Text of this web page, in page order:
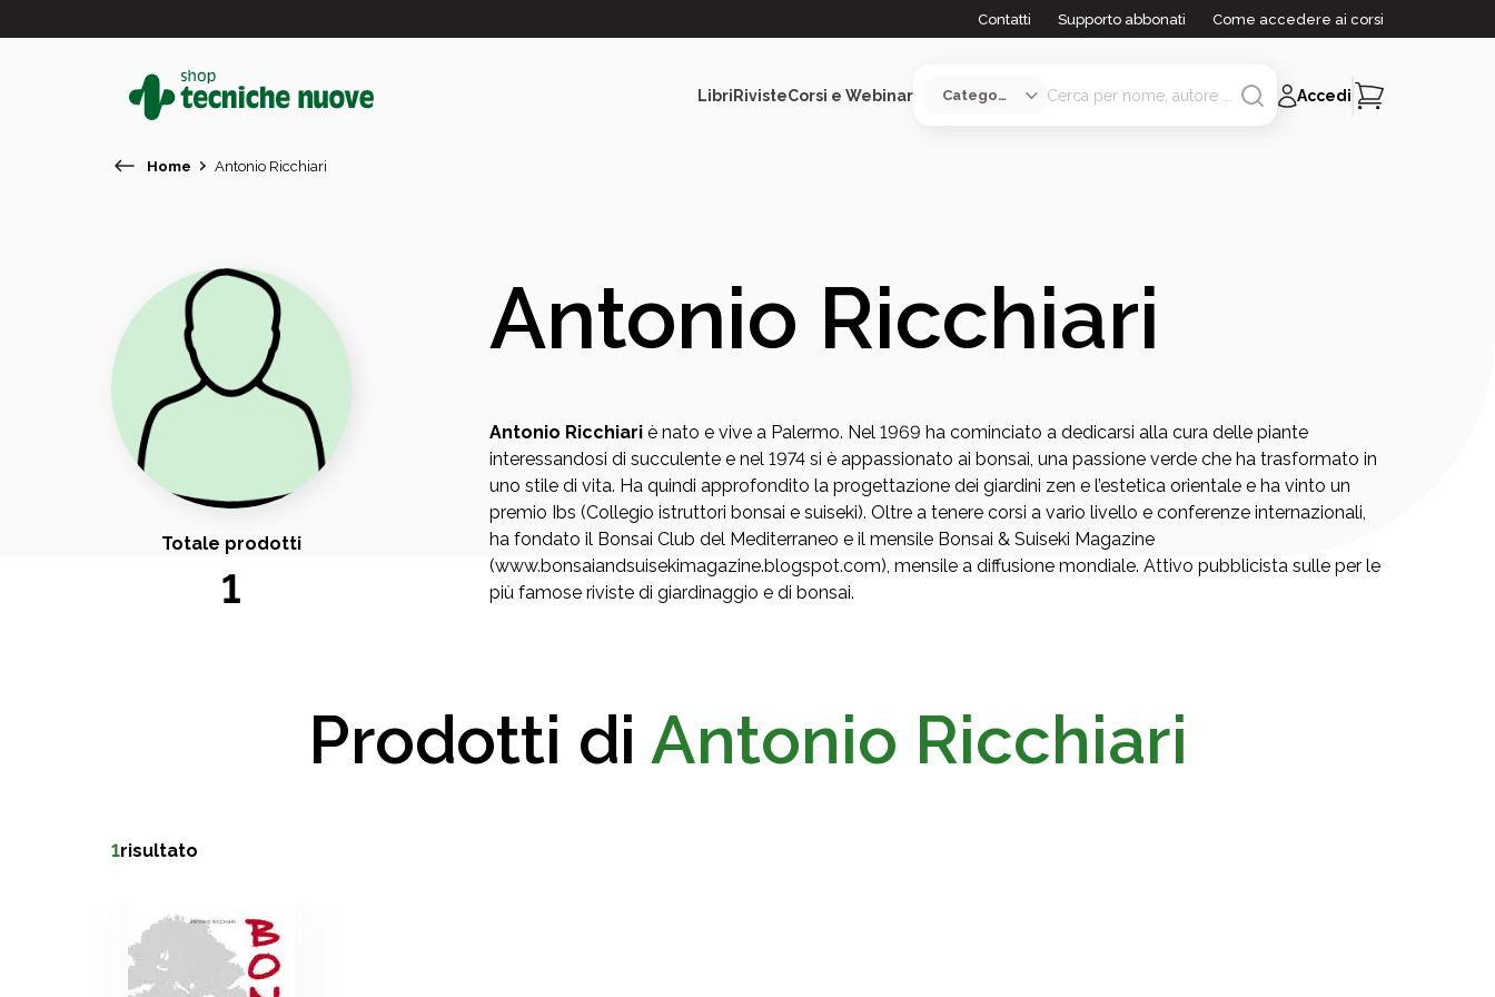
Contatti Supporto abbonati Come accedere ai corsi
LibriRivisteCorsi e Webinar
In primo piano
Accedi
Home Antonio Ricchiari
Totale prodotti
1
Antonio Ricchiari
Antonio Ricchiari è nato e vive a Palermo. Nel 1969 ha cominciato a dedicarsi alla cura delle piante
interessandosi di succulente e nel 1974 si è appassionato ai bonsai, una passione verde che ha trasformato in
uno stile di vita. Ha quindi approfondito la progettazione dei giardini zen e l’estetica orientale e ha vinto un
premio Ibs (Collegio istruttori bonsai e suiseki). Oltre a tenere corsi a vario livello e conferenze internazionali,
ha fondato il Bonsai Club del Mediterraneo e il mensile Bonsai & Suiseki Magazine
(www.bonsaiandsuisekimagazine.blogspot.com), mensile a diffusione mondiale. Attivo pubblicista sulle per le
più famose riviste di giardinaggio e di bonsai.
Prodotti di Antonio Ricchiari
1risultato